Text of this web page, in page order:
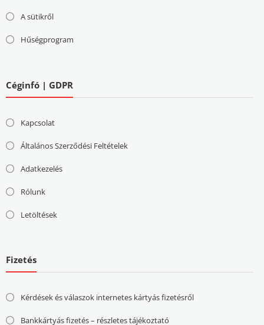
A sütikről
Hűségprogram
Céginfó | GDPR
Kapcsolat
Általános Szerződési Feltételek
Adatkezelés
Rólunk
Letöltések
Fizetés
Kérdések és válaszok internetes kártyás fizetésről
Bankkártyás fizetés – részletes tájékoztató